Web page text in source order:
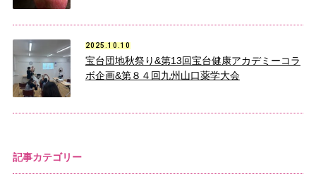
2025.10.10
宝台団地秋祭り&第13回宝台健康アカデミーコラ
ボ企画&第８４回九州山口薬学大会
記事カテゴリー